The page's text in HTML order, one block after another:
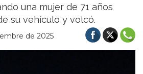
una mujer de 71 años
su vehículo y volcó.
de 2025